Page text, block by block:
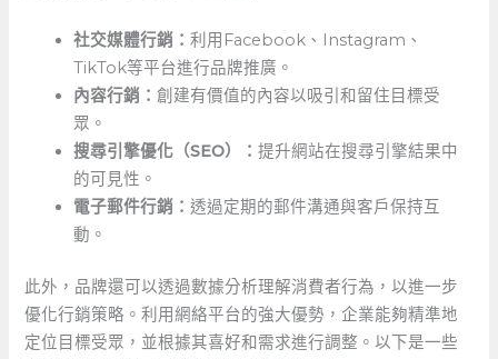
社交媒體行銷：利用Facebook、Instagram、
TikTok等平台進行品牌推廣。
內容行銷：創建有價值的內容以吸引和留住目標受
眾。
搜尋引擎優化（SEO）：提升網站在搜尋引擎結果中
的可見性。
電子郵件行銷：透過定期的郵件溝通與客戶保持互
動。
此外，品牌還可以透過數據分析理解消費者行為，以進一步
優化行銷策略。利用網絡平台的強大優勢，企業能夠精準地
定位目標受眾，並根據其喜好和需求進行調整。以下是一些